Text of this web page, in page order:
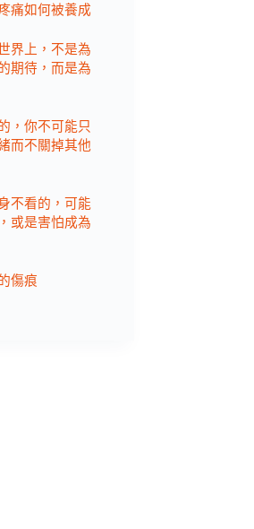
痛如何被養成
界上，不是為
期待，而是為
，你不可能只
而不關掉其他
不看的，可能
或是害怕成為
傷痕